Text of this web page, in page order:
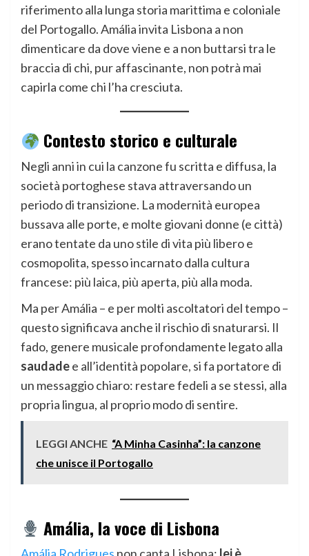
riferimento alla lunga storia marittima e coloniale
del Portogallo. Amália invita Lisbona a non
dimenticare da dove viene e a non buttarsi tra le
braccia di chi, pur affascinante, non potrà mai
capirla come chi l’ha cresciuta.
Contesto storico e culturale
Negli anni in cui la canzone fu scritta e diffusa, la
società portoghese stava attraversando un
periodo di transizione. La modernità europea
bussava alle porte, e molte giovani donne (e città)
erano tentate da uno stile di vita più libero e
cosmopolita, spesso incarnato dalla cultura
francese: più laica, più aperta, più alla moda.
Ma per Amália – e per molti ascoltatori del tempo –
questo significava anche il rischio di snaturarsi. Il
fado, genere musicale profondamente legato alla
saudadee all’identità popolare, si fa portatore di
un messaggio chiaro: restare fedeli a se stessi, alla
propria lingua, al proprio modo di sentire.
LEGGI ANCHE “A Minha Casinha”: la canzone
che unisce il Portogallo
Amália, la voce di Lisbona